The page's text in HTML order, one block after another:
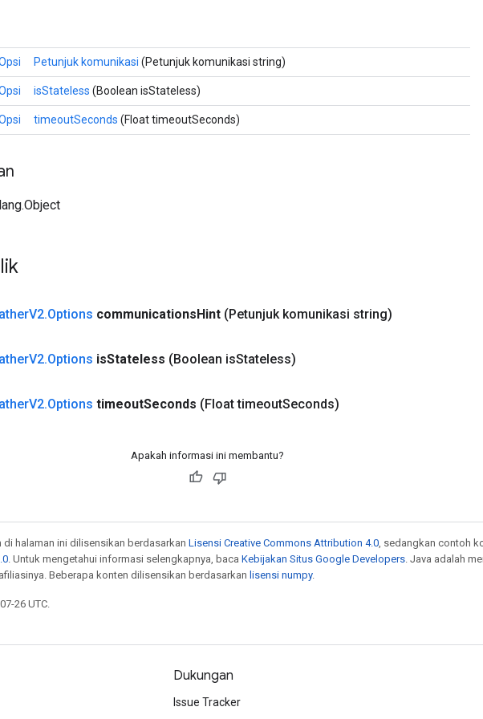
Petunjuk komunikasi (Petunjuk komunikasi string)
isStateless (Boolean isStateless)
timeoutSeconds (Float timeoutSeconds)
V2.Options communicationsHint (Petunjuk komunikasi string)
V2.Options isStateless (Boolean isStateless)
V2.Options timeoutSeconds (Float timeoutSeconds)
Apakah informasi ini membantu?
halaman ini dilisensikan berdasarkan Lisensi Creative Commons Attribution 4.0 , sedangkan contoh
. Untuk mengetahui informasi selengkapnya, baca Kebijakan Situs Google Developers . Java adalah
Beberapa konten dilisensikan berdasarkan lisensi numpy.
26 UTC.
Dukungan
Issue Tracker